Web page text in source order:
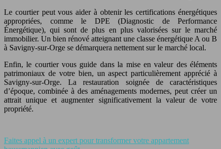
Le courtier peut vous aider à obtenir les certifications énergétiques
appropriées, comme le DPE (Diagnostic de Performance
Énergétique), qui sont de plus en plus valorisées sur le marché
immobilier. Un bien rénové atteignant une classe énergétique A ou B
à Savigny-sur-Orge se démarquera nettement sur le marché local.
Enfin, le courtier vous guide dans la mise en valeur des éléments
patrimoniaux de votre bien, un aspect particulièrement apprécié à
Savigny-sur-Orge. La restauration soignée de caractéristiques
d’époque, combinée à des aménagements modernes, peut créer un
attrait unique et augmenter significativement la valeur de votre
propriété.
Faites appel à un expert pour transformer votre appartement